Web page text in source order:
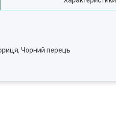
Чорний перець